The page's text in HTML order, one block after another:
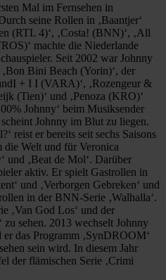
Mal im Fernsehen in
seine Rollen in ‚Baantjer‘
(RTL 4)‘, ‚Costa! (BNN)‘, ‚All
machte die Niederlande
Seit 2002 war Johnny
Bini Beach (Yorin)‘, der
+ I I (VARA)‘, ‚Rozengeur &
(Tien)‘ und ‚Penoza (KRO)‘
Johnny‘ beim Musiksender
Johnny im Blut zu liegen.
reist er bereits seit sechs Saisons
die Welt und für Veronica
und ‚Beat de Mol‘. Darüber
aktiv. Er spielt Gastrollen in
und ‚Verborgen Gebreken‘ und
in der BNN-Serie ‚Walhalla‘.
‚Van God Los‘ und der
sehen. 2013 wechselt Johnny
das Programm ‚SynDROOM‘
sein wird. In diesem Jahr
der flämischen Serie ‚Crimi